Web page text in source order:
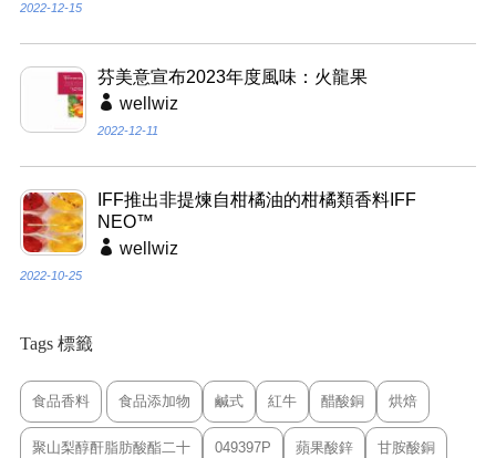
2022-12-15
芬美意宣布2023年度風味：火龍果
wellwiz
2022-12-11
IFF推出非提煉自柑橘油的柑橘類香料IFF
NEO™
wellwiz
2022-10-25
Tags 標籤
食品香料 食品添加物 鹹式 紅牛 醋酸銅 烘焙
聚山梨醇酐脂肪酸酯二十 049397P 蘋果酸鋅 甘胺酸銅